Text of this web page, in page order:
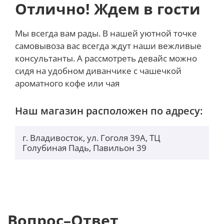
использовать даже под солнечными лучами.
разрешением 3120 х 1440 пикселей.
Качественное фото и видео
каждый момент жизни — фотоснимки получаются
яркими, насыщенными и хорошо
обеспечивается основным модулем камер, которые
имеют впечатляющее разрешение — 200+50+50+10
детализации. Что касается цифрового зума, то здесь
Отлично! Ждем в гости
Мы всегда вам рады. В нашей уютной точке
самовывоза вас всегда ждут наши вежливые
консультанты. А рассмотреть девайс можно
сидя на удобном диванчике с чашечкой
ароматного кофе или чая
Наш магазин расположен по адресу:
г. Владивосток, ул. Гоголя 39А, ТЦ
Голубиная Падь, Павильон 39